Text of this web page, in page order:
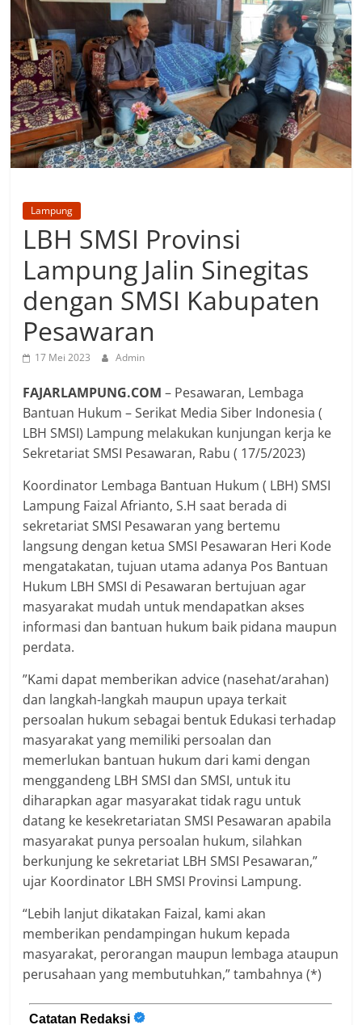
Lampung
LBH SMSI Provinsi
Lampung Jalin Sinegitas
dengan SMSI Kabupaten
Pesawaran
17 Mei 2023 Admin
FAJARLAMPUNG.COM – Pesawaran, Lembaga
Bantuan Hukum – Serikat Media Siber Indonesia (
LBH SMSI) Lampung melakukan kunjungan kerja ke
Sekretariat SMSI Pesawaran, Rabu ( 17/5/2023)
Koordinator Lembaga Bantuan Hukum ( LBH) SMSI
Lampung Faizal Afrianto, S.H saat berada di
sekretariat SMSI Pesawaran yang bertemu
langsung dengan ketua SMSI Pesawaran Heri Kode
mengatakatan, tujuan utama adanya Pos Bantuan
Hukum LBH SMSI di Pesawaran bertujuan agar
masyarakat mudah untuk mendapatkan akses
informasi dan bantuan hukum baik pidana maupun
perdata.
”Kami dapat memberikan advice (nasehat/arahan)
dan langkah-langkah maupun upaya terkait
persoalan hukum sebagai bentuk Edukasi terhadap
masyarakat yang memiliki persoalan dan
memerlukan bantuan hukum dari kami dengan
menggandeng LBH SMSI dan SMSI, untuk itu
diharapkan agar masyarakat tidak ragu untuk
datang ke kesekretariatan SMSI Pesawaran apabila
masyarakat punya persoalan hukum, silahkan
berkunjung ke sekretariat LBH SMSI Pesawaran,”
ujar Koordinator LBH SMSI Provinsi Lampung.
“Lebih lanjut dikatakan Faizal, kami akan
memberikan pendampingan hukum kepada
masyarakat, perorangan maupun lembaga ataupun
perusahaan yang membutuhkan,” tambahnya (*)